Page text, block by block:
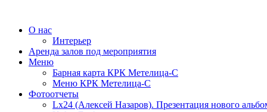
О нас
Интерьер
Аренда залов под мероприятия
Меню
Барная карта КРК Метелица-С
Меню КРК Метелица-С
Фотоотчеты
Lx24 (Алексей Назаров). Презентация нового